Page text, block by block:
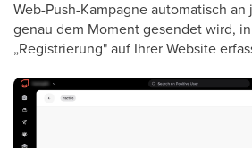
Web-Push-Kampagne automatisch
genau dem Moment gesendet wird,
„Registrierung" auf Ihrer Website